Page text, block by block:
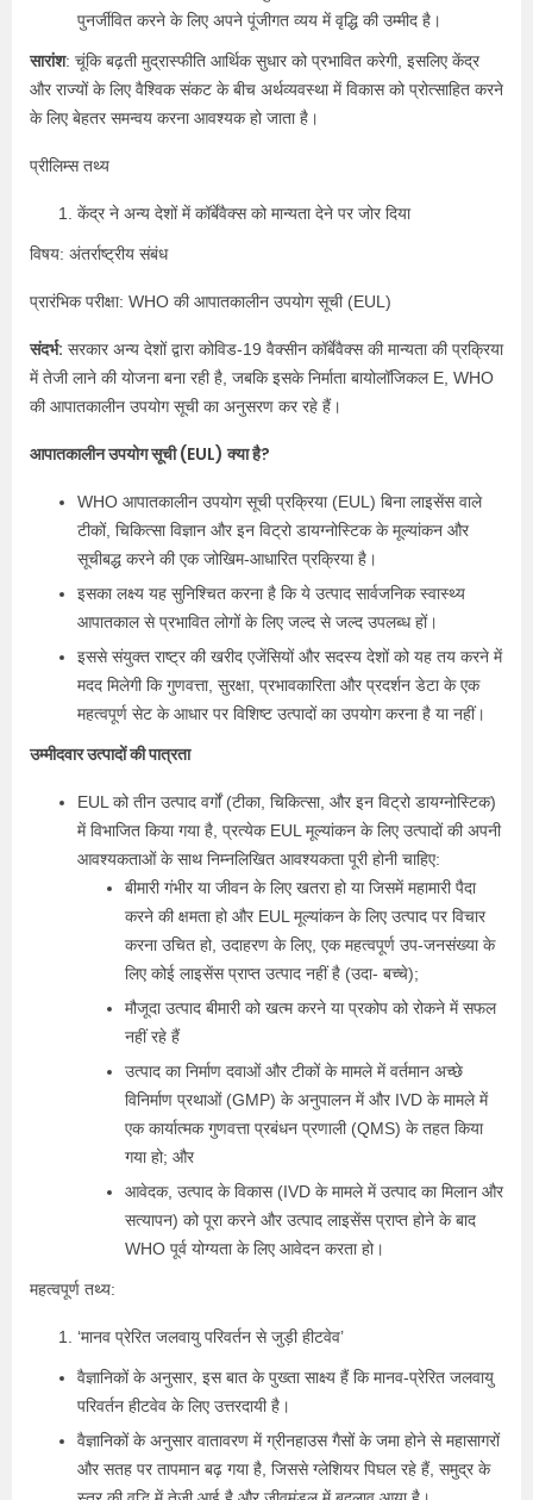
पुनर्जीवित करने के लिए अपने पूंजीगत व्यय में वृद्धि की उम्मीद है।
सारांश: चूंकि बढ़ती मुद्रास्फीति आर्थिक सुधार को प्रभावित करेगी, इसलिए केंद्र
और राज्यों के लिए वैश्विक संकट के बीच अर्थव्यवस्था में विकास को प्रोत्साहित करने
के लिए बेहतर समन्वय करना आवश्यक हो जाता है।
प्रीलिम्स तथ्य
केंद्र ने अन्य देशों में कॉर्बेवैक्स को मान्यता देने पर जोर दिया
विषय: अंतर्राष्ट्रीय संबंध
प्रारंभिक परीक्षा: WHO की आपातकालीन उपयोग सूची (EUL)
संदर्भ: सरकार अन्य देशों द्वारा कोविड-19 वैक्सीन कॉर्बेवैक्स की मान्यता की प्रक्रिया
में तेजी लाने की योजना बना रही है, जबकि इसके निर्माता बायोलॉजिकल E, WHO
की आपातकालीन उपयोग सूची का अनुसरण कर रहे हैं।
आपातकालीन उपयोग सूची (EUL) क्या है?
WHO आपातकालीन उपयोग सूची प्रक्रिया (EUL) बिना लाइसेंस वाले
टीकों, चिकित्सा विज्ञान और इन विट्रो डायग्नोस्टिक के मूल्यांकन और
सूचीबद्ध करने की एक जोखिम-आधारित प्रक्रिया है।
इसका लक्ष्य यह सुनिश्चित करना है कि ये उत्पाद सार्वजनिक स्वास्थ्य
आपातकाल से प्रभावित लोगों के लिए जल्द से जल्द उपलब्ध हों।
इससे संयुक्त राष्ट्र की खरीद एजेंसियों और सदस्य देशों को यह तय करने में
मदद मिलेगी कि गुणवत्ता, सुरक्षा, प्रभावकारिता और प्रदर्शन डेटा के एक
महत्वपूर्ण सेट के आधार पर विशिष्ट उत्पादों का उपयोग करना है या नहीं।
उम्मीदवार उत्पादों की पात्रता
EUL को तीन उत्पाद वर्गों (टीका, चिकित्सा, और इन विट्रो डायग्नोस्टिक)
में विभाजित किया गया है, प्रत्येक EUL मूल्यांकन के लिए उत्पादों की अपनी
आवश्यकताओं के साथ निम्नलिखित आवश्यकता पूरी होनी चाहिए:
बीमारी गंभीर या जीवन के लिए खतरा हो या जिसमें महामारी पैदा
करने की क्षमता हो और EUL मूल्यांकन के लिए उत्पाद पर विचार
करना उचित हो, उदाहरण के लिए, एक महत्वपूर्ण उप-जनसंख्या के
लिए कोई लाइसेंस प्राप्त उत्पाद नहीं है (उदा- बच्चे);
मौजूदा उत्पाद बीमारी को खत्म करने या प्रकोप को रोकने में सफल
नहीं रहे हैं
उत्पाद का निर्माण दवाओं और टीकों के मामले में वर्तमान अच्छे
विनिर्माण प्रथाओं (GMP) के अनुपालन में और IVD के मामले में
एक कार्यात्मक गुणवत्ता प्रबंधन प्रणाली (QMS) के तहत किया
गया हो; और
आवेदक, उत्पाद के विकास (IVD के मामले में उत्पाद का मिलान और
सत्यापन) को पूरा करने और उत्पाद लाइसेंस प्राप्त होने के बाद
WHO पूर्व योग्यता के लिए आवेदन करता हो।
महत्वपूर्ण तथ्य:
‘मानव प्रेरित जलवायु परिवर्तन से जुड़ी हीटवेव’
वैज्ञानिकों के अनुसार, इस बात के पुख्ता साक्ष्य हैं कि मानव-प्रेरित जलवायु
परिवर्तन हीटवेव के लिए उत्तरदायी है।
वैज्ञानिकों के अनुसार वातावरण में ग्रीनहाउस गैसों के जमा होने से महासागरों
और सतह पर तापमान बढ़ गया है, जिससे ग्लेशियर पिघल रहे हैं, समुद्र के